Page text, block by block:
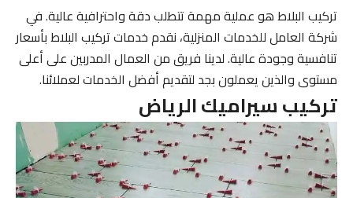
تركيب البلاط هو عملية مهمة تتطلب دقة واحترافية عالية. في
شركة العامل للخدمات المنزلية، نقدم خدمات تركيب البلاط بأسعار
تنافسية وجودة عالية. لدينا فريق من العمال المدربين على أعلى
مستوى والذين يعملون بجد لتقديم أفضل الخدمات لعملائنا.
تركيب سيراميك الرياض